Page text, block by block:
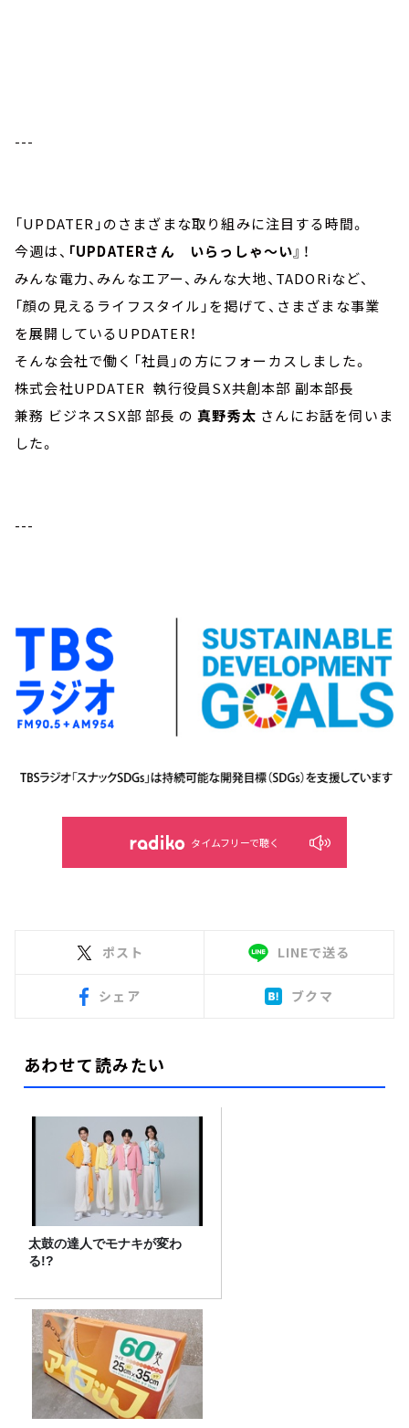
---
「UPDATER」のさまざまな取り組みに注目する時間。
今週は、 「UPDATERさん いらっしゃ～い』！
みんな電力、みんなエアー、みんな大地、TADORiなど、
「顔の見えるライフスタイル」を掲げて、さまざまな事業
を展開しているUPDATER！
そんな会社で働く「社員」の方にフォーカスしました。
株式会社UPDATER 執行役員SX共創本部 副本部長
兼務 ビジネスSX部 部長 の 真野秀太 さんにお話を伺いま
した。
---
タイムフリーで聴く
ポスト LINEで送る
シェア ブクマ
あわせて読みたい
太鼓の達人でモナキが変わ
る!?